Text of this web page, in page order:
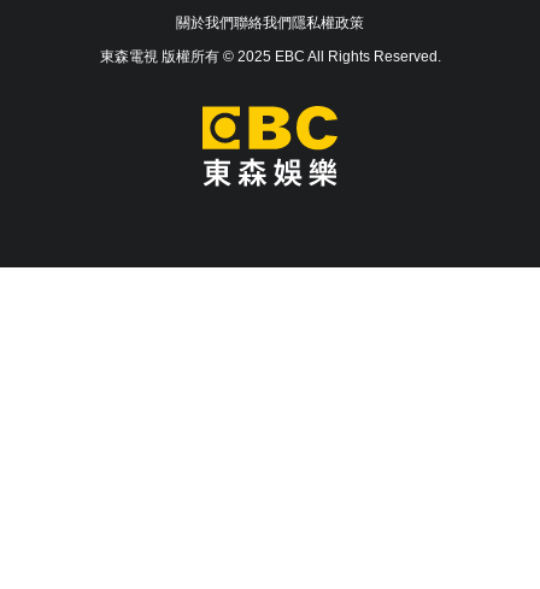
關於我們聯絡我們隱私權政策
東森電視 版權所有 © 2025 EBC All Rights Reserved.